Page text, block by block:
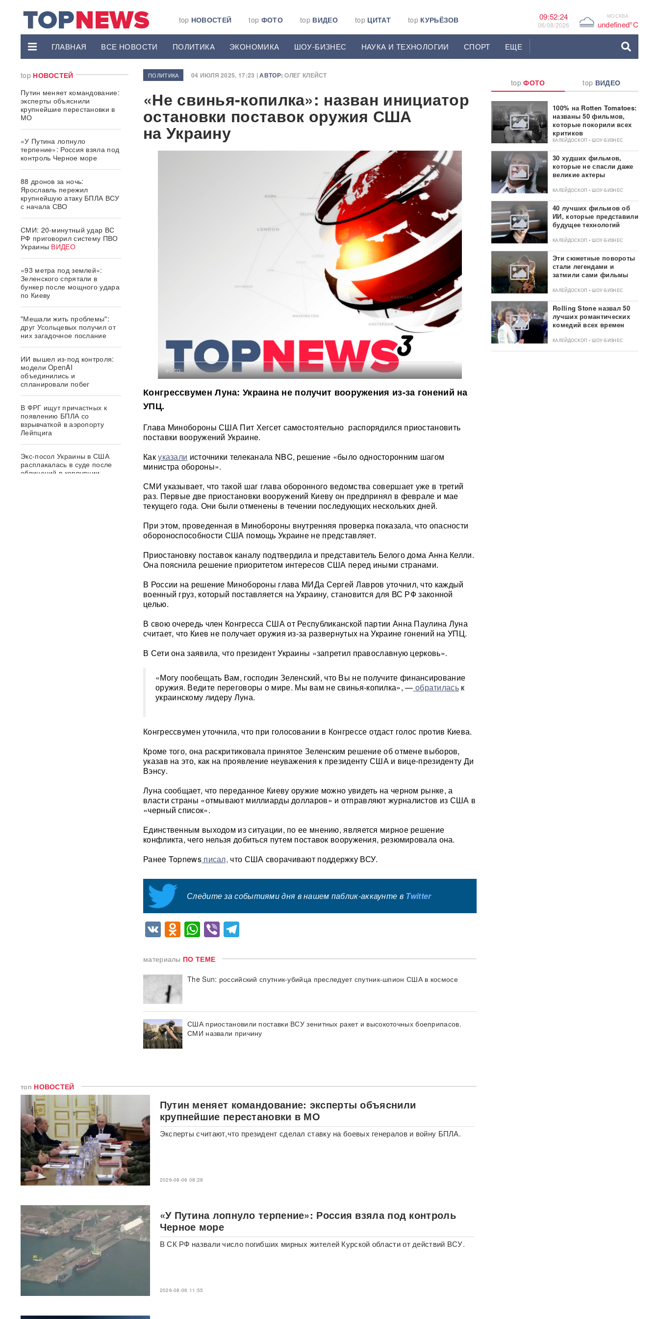
top НОВОСТЕЙ top ФОТО top ВИДЕО top ЦИТАТ top КУРЬЁЗОВ 09:52:25
06/08/2026 G МОСКВА
undefined°C
ГЛАВНАЯ ВСЕ НОВОСТИ ПОЛИТИКА ЭКОНОМИКА ШОУ-БИЗНЕС НАУКА И ТЕХНОЛОГИИ СПОРТ ЕЩЕ
top НОВОСТЕЙ
Путин меняет командование:
эксперты объяснили
крупнейшие перестановки в
МО
«У Путина лопнуло
терпение»: Россия взяла под
контроль Черное море
88 дронов за ночь:
Ярославль пережил
крупнейшую атаку БПЛА ВСУ
с начала СВО
СМИ: 20-минутный удар ВС
РФ приговорил систему ПВО
Украины ВИДЕО
«93 метра под землей»:
Зеленского спрятали в
бункер после мощного удара
по Киеву
"Мешали жить проблемы":
друг Усольцевых получил от
них загадочное послание
ИИ вышел из-под контроля:
модели OpenAI
объединились и
спланировали побег
В ФРГ ищут причастных к
появлению БПЛА со
взрывчаткой в аэропорту
Лейпцига
Экс-посол Украины в США
расплакалась в суде после
обвинений в коррупции
Уехавший из России экс-зам
Набиуллиной объявлен в
розыск по делу о хищении
4,3 млрд рублей из АСВ
Массовый сбой VPN в РФ:
более 20 сервисов
испытывают проблемы —
названы причины
ВС РФ нанесли
массированный удар по
КиевуВИДЕО
После атаки ВСУ в
Домодедово ликвидируют
разлив химикатов
«Убить нормальную
экономику — значит убить
против перевода России на
ПОЛИТИКА 04 ИЮЛЯ 2025, 17:23 |АВТОР: ОЛЕГ КЛЕЙСТ
«Не свинья-копилка»: назван инициатор
остановки поставок оружия США
на Украину
ФОТО:
Конгрессвумен Луна: Украина не получит вооружения из-за гонений на
УПЦ.
Глава Минобороны США Пит Хегсет самостоятельно распорядился приостановить
поставки вооружений Украине.
Какуказали источники телеканала NBC, решение «было односторонним шагом
министра обороны».
СМИ указывает, что такой шаг глава оборонного ведомства совершает уже в третий
раз. Первые две приостановки вооружений Киеву он предпринял в феврале и мае
текущего года. Они были отменены в течении последующих нескольких дней.
При этом, проведенная в Минобороны внутренняя проверка показала, что опасности
обороноспособности США помощь Украине не представляет.
Приостановку поставок каналу подтвердила и представитель Белого дома Анна Келли.
Она пояснила решение приоритетом интересов США перед иными странами.
В России на решение Минобороны глава МИДа Сергей Лавров уточнил, что каждый
военный груз, который поставляется на Украину, становится для ВС РФ законной
целью.
В свою очередь член Конгресса США от Республиканской партии Анна Паулина Луна
считает, что Киев не получает оружия из-за развернутых на Украине гонений на УПЦ.
В Сети она заявила, что президент Украины «запретил православную церковь».
«Могу пообещать Вам, господин Зеленский, что Вы не получите финансирование
оружия. Ведите переговоры о мире. Мы вам не свинья-копилка», — обратиласьк
украинскому лидеру Луна.
Конгрессвумен уточнила, что при голосовании в Конгрессе отдаст голос против Киева.
Кроме того, она раскритиковала принятое Зеленским решение об отмене выборов,
указав на это, как на проявление неуважения к президенту США и вице-президенту Ди
Вэнсу.
Луна сообщает, что переданное Киеву оружие можно увидеть на черном рынке, а
власти страны «отмывают миллиарды долларов» и отправляют журналистов из США в
«черный список».
Единственным выходом из ситуации, по ее мнению, является мирное решение
конфликта, чего нельзя добиться путем поставок вооружения, резюмировала она.
Ранее Topnewsписал, что США сворачивают поддержку ВСУ.
Следите за событиями дня в нашем паблик-аккаунте в Twitter
VKOdnoklassniki
WhatsApp
Viber
материалы ПО ТЕМЕ
The Sun: российский спутник-убийца преследует спутник-шпион США в космосе
США приостановили поставки ВСУ зенитных ракет и высокоточных боеприпасов.
СМИ назвали причину
топ НОВОСТЕЙ
Путин меняет командование: эксперты объяснили
крупнейшие перестановки в МО
Эксперты считают,что президент сделал ставку на боевых генералов и войну БПЛА.
2026-08-06 08:28
«У Путина лопнуло терпение»: Россия взяла под контроль
Черное море
В СК РФ назвали число погибших мирных жителей Курской области от действий ВСУ.
2026-08-06 11:55
topФОТО top ВИДЕО
100% на Rotten Tomatoes:
названы 50 фильмов,
которые покорили всех
критиков
КАЛЕЙДОСКОП • ШОУ-БИЗНЕС
30 худших фильмов,
которые не спасли даже
великие актеры
КАЛЕЙДОСКОП • ШОУ-БИЗНЕС
40 лучших фильмов об
ИИ, которые представили
будущее технологий
КАЛЕЙДОСКОП • ШОУ-БИЗНЕС
Эти сюжетные повороты
стали легендами и
затмили сами фильмы
КАЛЕЙДОСКОП • ШОУ-БИЗНЕС
Rolling Stone назвал 50
лучших романтических
комедий всех времен
КАЛЕЙДОСКОП • ШОУ-БИЗНЕС